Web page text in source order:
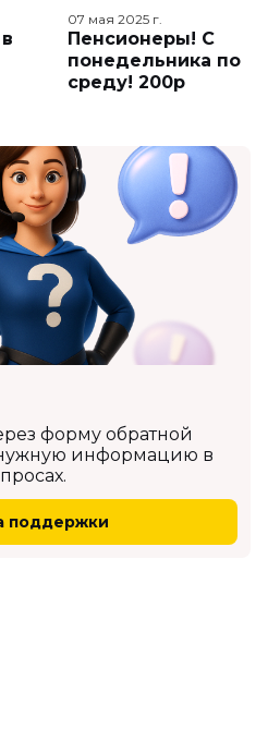
07 мая 2025 г.
Пенсионеры! С
понедельника по
среду! 200р
форму обратной
информацию в
поддержки